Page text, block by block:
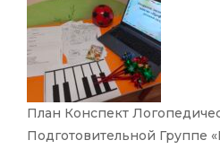
План Конспект
Подготовительной Группе